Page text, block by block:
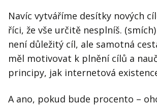
Navíc vytváříme desítky nových
říci, že vše určitě nesplníš.
není důležitý cíl, ale samotná
měl motivovat k plnění cílů a
principy, jak internetová
A ano, pokud bude procento –